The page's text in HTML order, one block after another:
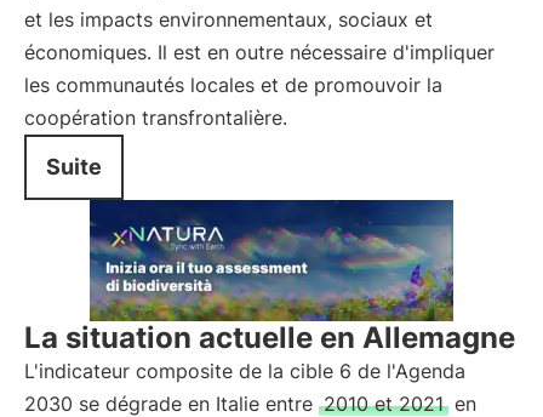
et les impacts environnementaux, sociaux et
économiques. Il est en outre nécessaire d'impliquer
les communautés locales et de promouvoir la
coopération transfrontalière.
Suite
La situation actuelle en Allemagne
L'indicateur composite de la cible 6 de l'Agenda
2030 se dégrade en Italie entre 2010 et 2021 en